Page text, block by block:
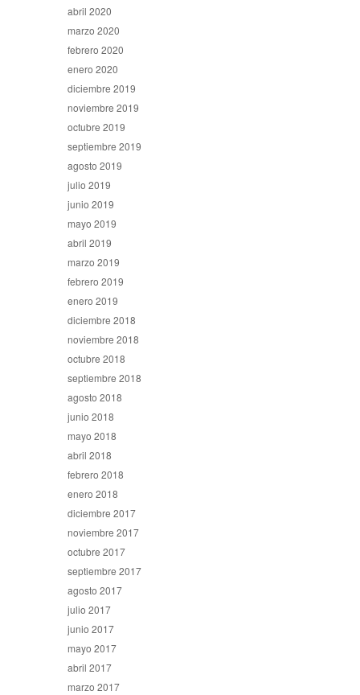
abril 2020
marzo 2020
febrero 2020
enero 2020
diciembre 2019
noviembre 2019
octubre 2019
septiembre 2019
agosto 2019
julio 2019
junio 2019
mayo 2019
abril 2019
marzo 2019
febrero 2019
enero 2019
diciembre 2018
noviembre 2018
octubre 2018
septiembre 2018
agosto 2018
junio 2018
mayo 2018
abril 2018
febrero 2018
enero 2018
diciembre 2017
noviembre 2017
octubre 2017
septiembre 2017
agosto 2017
julio 2017
junio 2017
mayo 2017
abril 2017
marzo 2017